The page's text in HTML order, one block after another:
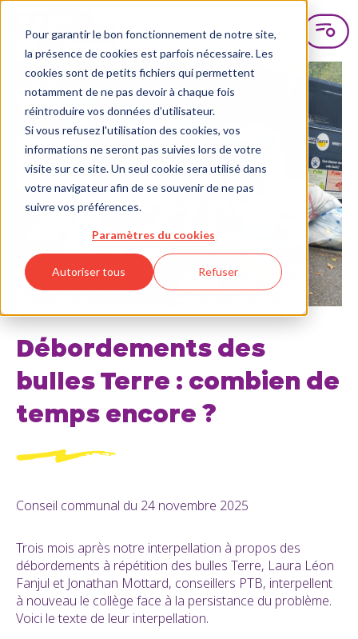
Pour garantir le bon fonctionnement de notre site,
la présence de cookies est parfois nécessaire. Les
cookies sont de petits fichiers qui permettent
notamment de ne pas devoir à chaque fois
réintroduire vos données d’utilisateur.
Si vous refusez l'utilisation des cookies, vos
informations ne seront pas suivies lors de votre
visite sur ce site. Un seul cookie sera utilisé dans
votre navigateur afin de se souvenir de ne pas
suivre vos préférences.
Paramètres du cookies
Autoriser tous Refuser
Débordements des
bulles Terre : combien de
temps encore ?
Conseil communal du 24 novembre 2025
Trois mois après notre interpellation à propos des
débordements à répétition des bulles Terre, Laura Léon
Fanjul et Jonathan Mottard, conseillers PTB, interpellent
à nouveau le collège face à la persistance du problème.
Voici le texte de leur interpellation.